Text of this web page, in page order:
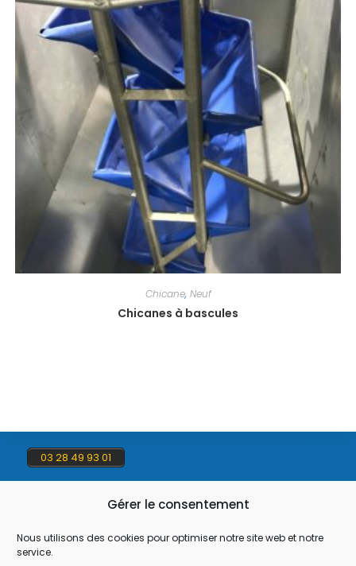
Gérer le consentement
Nous utilisons des cookies pour optimiser notre site web et notre
service.
Chicane, Neuf
Chicanes à bascules
03 28 49 93 01